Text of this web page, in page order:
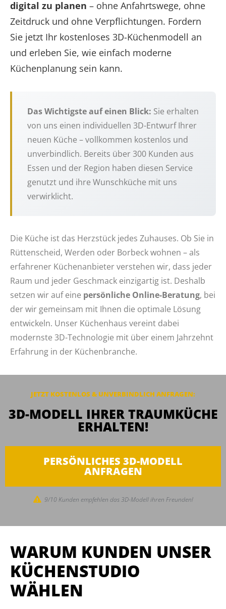
digital zu planen – ohne Anfahrtswege, ohne
Zeitdruck und ohne Verpflichtungen. Fordern
Sie jetzt Ihr kostenloses 3D-Küchenmodell an
und erleben Sie, wie einfach moderne
Küchenplanung sein kann.
Das Wichtigste auf einen Blick: Sie erhalten
von uns einen individuellen 3D-Entwurf Ihrer
neuen Küche – vollkommen kostenlos und
unverbindlich. Bereits über 300 Kunden aus
Essen und der Region haben diesen Service
genutzt und ihre Wunschküche mit uns
verwirklicht.
Die Küche ist das Herzstück jedes Zuhauses. Ob Sie in
Rüttenscheid, Werden oder Borbeck wohnen – als
erfahrener Küchenanbieter verstehen wir, dass jeder
Raum und jeder Geschmack einzigartig ist. Deshalb
setzen wir auf eine persönliche Online-Beratung, bei
der wir gemeinsam mit Ihnen die optimale Lösung
entwickeln. Unser Küchenhaus vereint dabei
modernste 3D-Technologie mit über einem Jahrzehnt
Erfahrung in der Küchenbranche.
JETZT KOSTENLOS & UNVERBINDLICH ANFRAGEN:
3D-MODELL IHRER TRAUMKÜCHE
ERHALTEN!
PERSÖNLICHES 3D-MODELL
ANFRAGEN
9/10 Kunden empfehlen das 3D-Modell ihren Freunden!
WARUM KUNDEN UNSER
KÜCHENSTUDIO
WÄHLEN